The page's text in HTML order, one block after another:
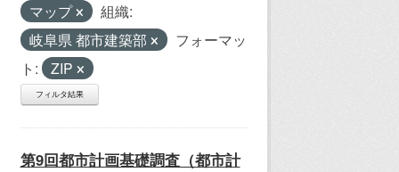
マップ
組織:
岐阜県 都市建築部
フォーマッ
ト:
ZIP
フィルタ結果
第9回都市計画基礎調査（都市計